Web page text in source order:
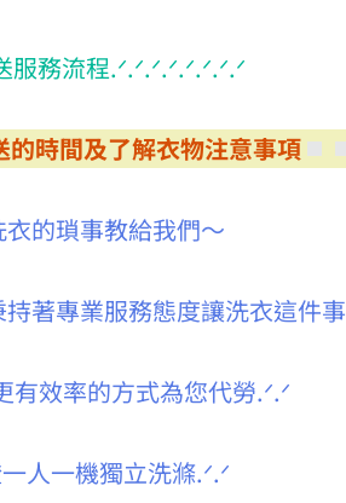
服務流程.ᐟ.ᐟ.ᐟ.ᐟ.ᐟ.ᐟ.ᐟ.ᐟ
的時間及了解衣物注意事項
衣的瑣事教給我們～
著專業服務態度讓洗衣這件事
有效率的方式為您代勞.ᐟ.ᐟ
人一機獨立洗滌.ᐟ.ᐟ